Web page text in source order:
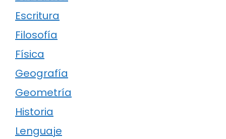
Escritura
Filosofía
Física
Geografía
Geometría
Historia
Lenguaje